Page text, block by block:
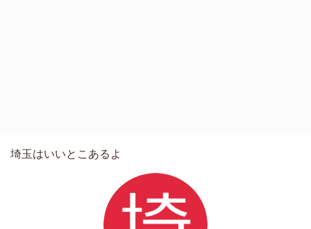
埼玉はいいとこあるよ